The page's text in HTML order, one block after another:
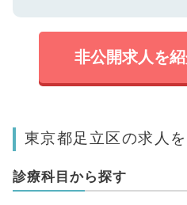
非公開求人を
東京都足立区の求人
診療科目から探す